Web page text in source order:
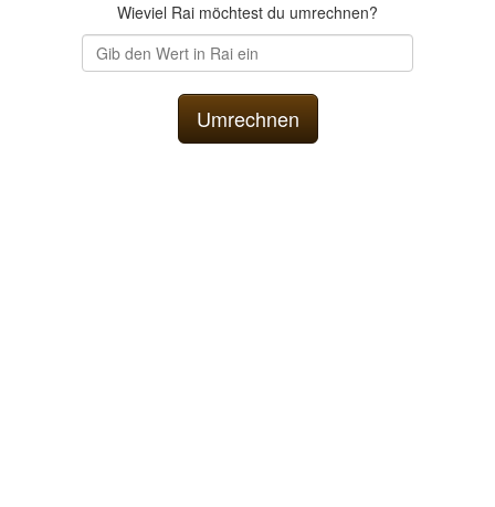
Wieviel Rai möchtest du umrechnen?